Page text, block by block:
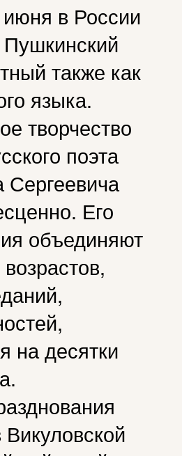
в России
Пушкинский
также как
языка.
творчество
поэта
Сергеевича
Его
объединяют
на десятки
Викуловской